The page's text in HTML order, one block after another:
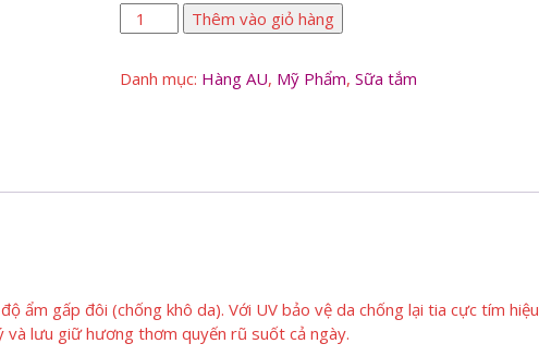
Sữa
Tắm
Cấp
Thêm vào giỏ hàng
Danh mục: Hàng AU, Mỹ Phẩm, Sữa tắm
ẩm gấp đôi (chống khô da). Với UV bảo vệ da chống lại tia cực tím hiệu
và lưu giữ hương thơm quyến rũ suốt cả ngày.